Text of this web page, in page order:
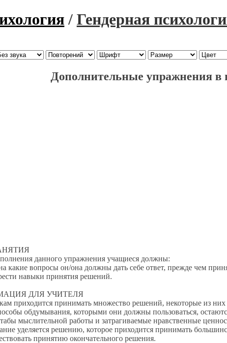
/ Гендерная
Дополнительные упражнения
данного упражнения учащиеся должны:
вопросы он/она должны дать себе ответ, прежде чем
навыки принятия решений.
ДЛЯ УЧИТЕЛЯ
принимать множество решений, некоторые из них
обдумывания, которыми они должны пользоваться,
мыслительной работы и затрагиваемые нравственные
уделяется решению, которое приходится принимать
принятию окончательного решения.